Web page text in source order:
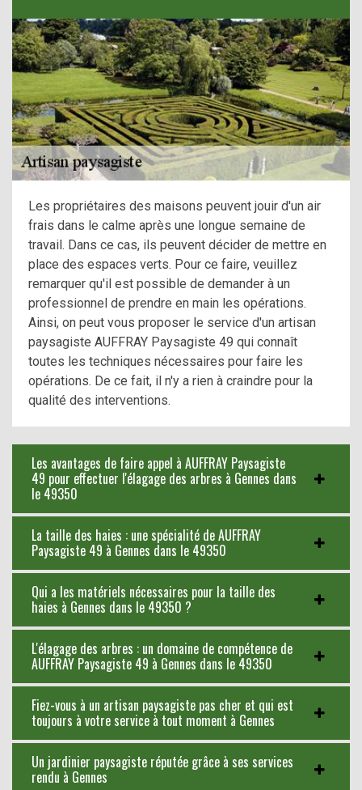
Les propriétaires des maisons peuvent jouir d'un air
frais dans le calme après une longue semaine de
travail. Dans ce cas, ils peuvent décider de mettre en
place des espaces verts. Pour ce faire, veuillez
remarquer qu'il est possible de demander à un
professionnel de prendre en main les opérations.
Ainsi, on peut vous proposer le service d'un artisan
paysagiste AUFFRAY Paysagiste 49 qui connaît
toutes les techniques nécessaires pour faire les
opérations. De ce fait, il n'y a rien à craindre pour la
qualité des interventions.
Les avantages de faire appel à AUFFRAY Paysagiste
49 pour effectuer l'élagage des arbres à Gennes dans
le 49350
La taille des haies : une spécialité de AUFFRAY
Paysagiste 49 à Gennes dans le 49350
Qui a les matériels nécessaires pour la taille des
haies à Gennes dans le 49350 ?
L'élagage des arbres : un domaine de compétence de
AUFFRAY Paysagiste 49 à Gennes dans le 49350
Fiez-vous à un artisan paysagiste pas cher et qui est
toujours à votre service à tout moment à Gennes
Un jardinier paysagiste réputée grâce à ses services
rendu à Gennes